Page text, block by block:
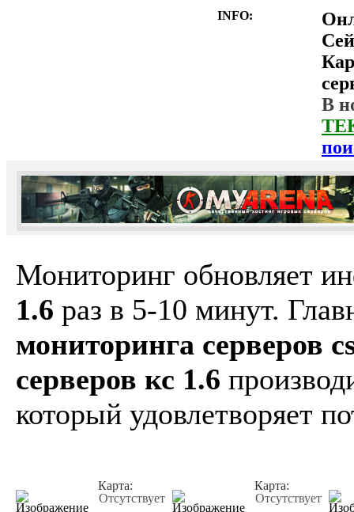
INFO:
В
Мониторинг обновляет
1.6 раз в 5-10 минут.
мониторинга серверов
серверов кс 1.6
который удовлетворяет
Карта:
Отсутствует
Карта:
Отсутствует